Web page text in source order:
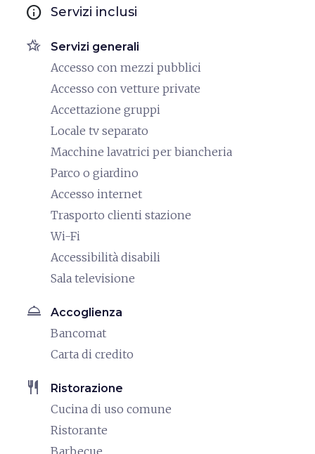
info Servizi inclusi
hotel_class Servizi generali
Accesso con mezzi pubblici
Accesso con vetture private
Accettazione gruppi
Locale tv separato
Macchine lavatrici per biancheria
Parco o giardino
Accesso internet
Trasporto clienti stazione
Wi-Fi
Accessibilità disabili
Sala televisione
room_service Accoglienza
Bancomat
Carta di credito
restaurant Ristorazione
Cucina di uso comune
Ristorante
Barbecue